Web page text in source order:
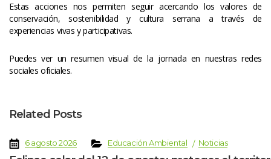
Estas acciones nos permiten seguir acercando los valores de
conservación, sostenibilidad y cultura serrana a través de
experiencias vivas y participativas.
Puedes ver un resumen visual de la jornada en nuestras redes
ociales oficiales.
Related Post
6 agosto 2026 Educación Ambiental Noticia